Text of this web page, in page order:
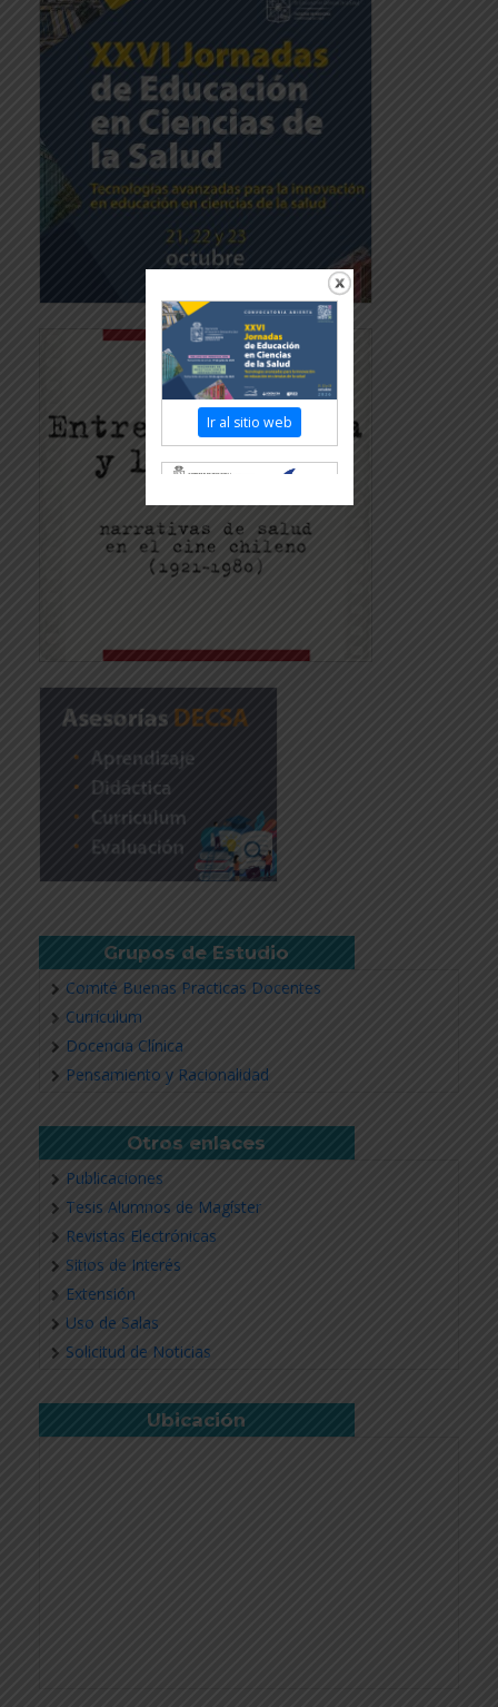
Grupos de Estudio
Comité Buenas Practicas Docentes
Currículum
Docencia Clínica
Pensamiento y Racionalidad
Otros enlaces
Publicaciones
Tesis Alumnos de Magíster
Revistas Electrónicas
Sitios de Interés
Extensión
Uso de Salas
Solicitud de Noticias
Ubicación
Ir al sitio web